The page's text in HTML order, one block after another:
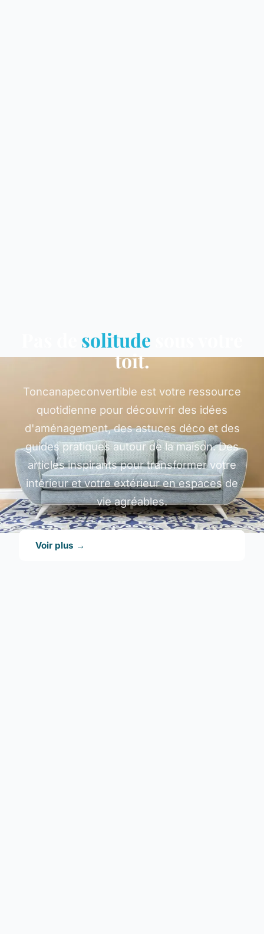
solitude
toit.
Toncanapeconvertible est votre ressource
quotidienne pour découvrir des idées
d'aménagement, des astuces déco et des
guides pratiques autour de la maison. Des
articles inspirants pour transformer votre
intérieur et votre extérieur en espaces de
vie agréables.
Voir plus →